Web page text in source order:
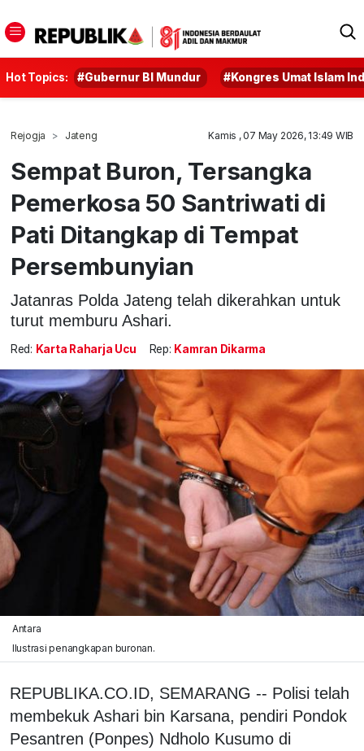
Hot Topics: #Gubernur BI Mundur #Kongres Umat Islam
Rejogja Jateng Kamis , 07 May 2026, 13:49 WIB
Sempat Buron, Tersangka
Pemerkosa 50 Santriwati di
Pati Ditangkap di Tempat
Persembunyian
Jatanras Polda Jateng telah dikerahkan untuk
turut memburu Ashari.
Red: Karta Raharja Ucu Rep: Kamran Dikarma
Antara
Ilustrasi penangkapan buronan.
REPUBLIKA.CO.ID, SEMARANG -- Polisi telah
membekuk Ashari bin Karsana, pendiri Pondok
Pesantren (Ponpes) Ndholo Kusumo di